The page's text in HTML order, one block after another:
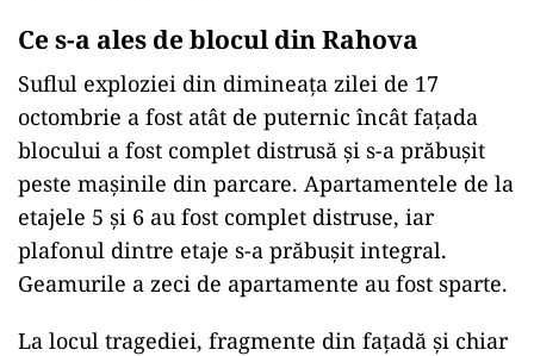
Ce s-a ales de blocul din Rahova
Suflul exploziei din dimineața zilei de 17
octombrie a fost atât de puternic încât fațada
blocului a fost complet distrusă și s-a prăbușit
peste mașinile din parcare. Apartamentele de la
etajele 5 și 6 au fost complet distruse, iar
plafonul dintre etaje s-a prăbușit integral.
Geamurile a zeci de apartamente au fost sparte.
La locul tragediei, fragmente din fațadă și chiar